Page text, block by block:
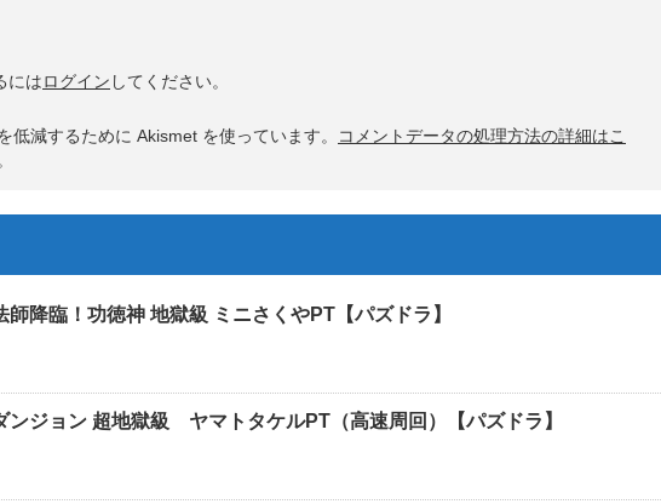
にはログイン してください。
低減するために Akismet を使っています。
コメントデータの処理方法の詳細はこ
師降臨！功徳神 地獄級 ミニさくやPT【パズドラ】
ンジョン 超地獄級 ヤマトタケルPT（高速周回）【パズドラ】